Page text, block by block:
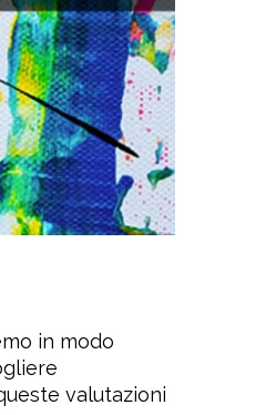
in modo
valutazioni